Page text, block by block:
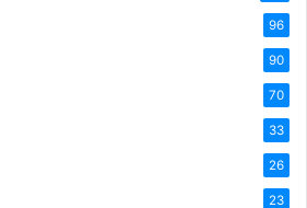
96
90
70
33
26
23